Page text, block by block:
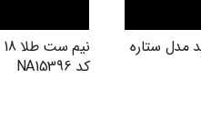
مدوپد مدل ستاره
کد NA15396